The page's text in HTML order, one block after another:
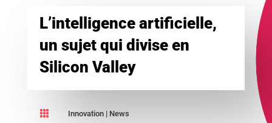
L’intelligence artificielle,
un sujet qui divise en
Silicon Valley
 Innovation| News